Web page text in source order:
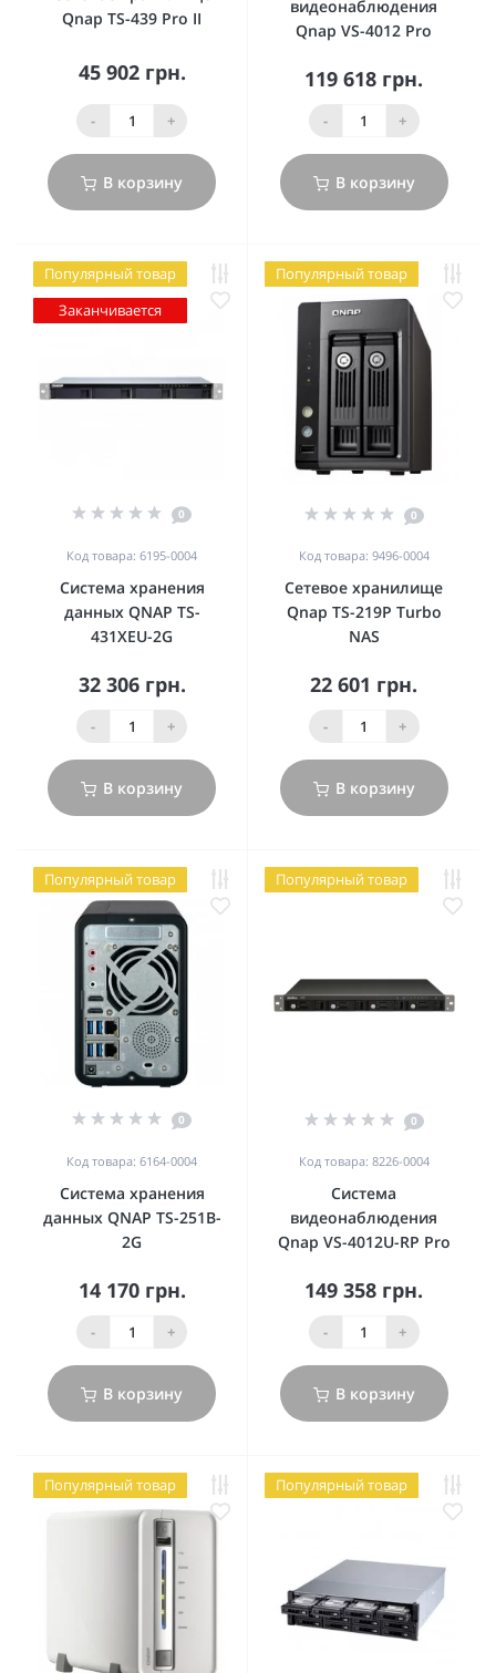
Qnap TS-439 Pro II
45 902 грн.
- +
В корзину
видеонаблюдения
Qnap VS-4012 Pro
119 618 грн.
- +
В корзину
Популярный товар
Заканчивается
0
Код товара: 6195-0004
Система хранения
данных QNAP TS-
431XEU-2G
32 306 грн.
- +
В корзину
Популярный товар
0
Код товара: 9496-0004
Сетевое хранилище
Qnap TS-219P Turbo
NAS
22 601 грн.
- +
В корзину
Популярный товар
0
Код товара: 6164-0004
Система хранения
данных QNAP TS-251B-
2G
14 170 грн.
- +
В корзину
Популярный товар
0
Код товара: 8226-0004
Система
видеонаблюдения
Qnap VS-4012U-RP Pro
149 358 грн.
- +
В корзину
Популярный товар Популярный товар